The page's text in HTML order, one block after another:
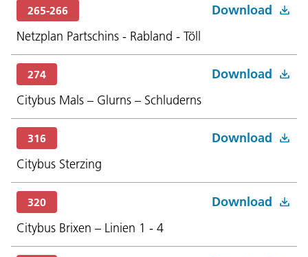
265-266
Download
Netzplan Partschins - Rabland - Töll
274
Download
Citybus Mals – Glurns – Schluderns
316
Download
Citybus Sterzing
320
Download
Citybus Brixen – Linien 1 - 4